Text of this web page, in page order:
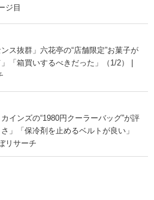
ジ目
ス抜群」六花亭の“店舗限定”お菓子が
「箱買いするべきだった」（1/2） |
インズの“1980円クーラーバッグ”が評
」「保冷剤を止めるベルトが良い」
リサーチ